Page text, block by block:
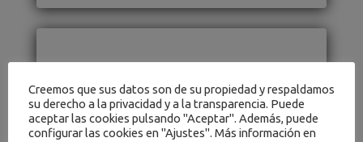
Creemos que sus datos son de su propiedad y respaldamos
su derecho a la privacidad y a la transparencia. Puede
aceptar las cookies pulsando "Aceptar". Además, puede
configurar las cookies en "Ajustes". Más información en